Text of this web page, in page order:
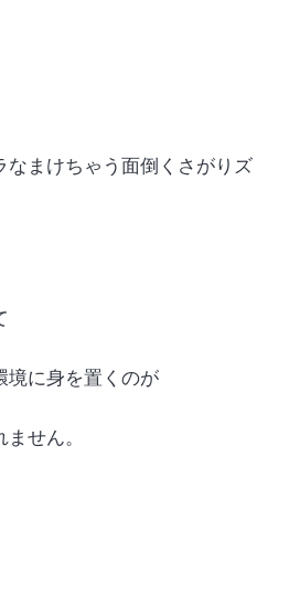
なまけちゃう面倒くさがりズ
境に身を置くのが
せん。